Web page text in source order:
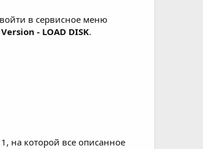
в сервисное меню
Version - LOAD DISK.
на которой все описанное